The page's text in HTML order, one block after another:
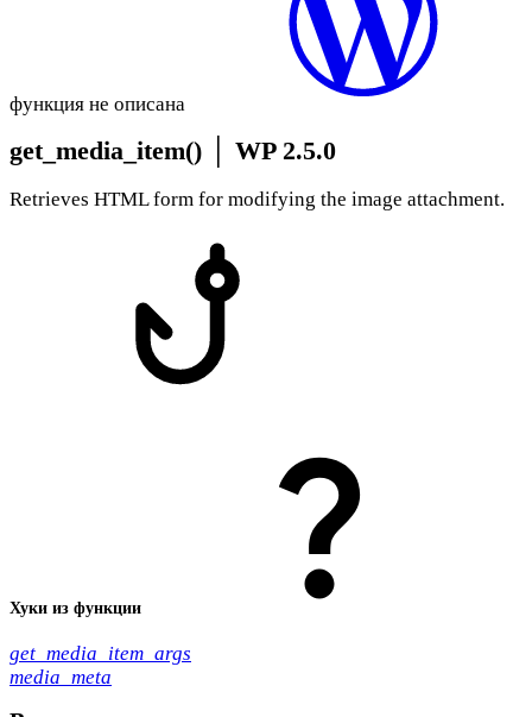
функция не описана
get_media_item() WP 2.5.0
Retrieves HTML form for modifying the image attachment.
Хуки из функции
get_media_item_args
media_meta